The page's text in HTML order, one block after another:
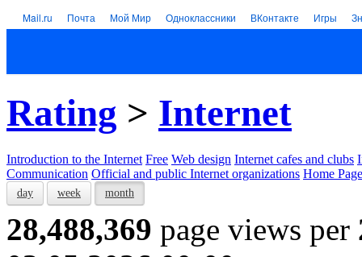
Mail.ru Почта Мой Мир Одноклассники ВКонтакте Игры
Rating > Internet
Introduction to the Internet Free Web design Internet cafes and clubs
Communication Official and public Internet organizations Home
day week month
28,488,369 page views per